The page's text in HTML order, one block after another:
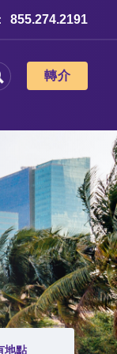
855.274.2191
轉介
地點